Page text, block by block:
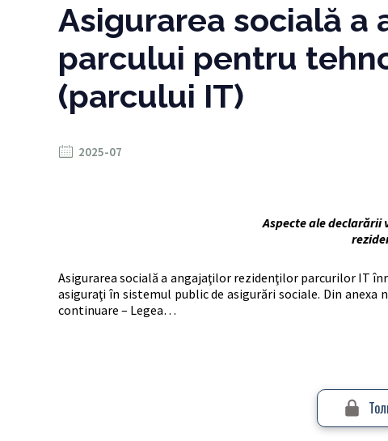
Asigurarea socială
parcului pentru
(parcului IT)
2025-07
Aspecte ale
Asigurarea socială a angajaţilor rezidenţilor parcurilor IT
asiguraţi în sistemul public de asigurări sociale. Din anexa
continuare – Legea…